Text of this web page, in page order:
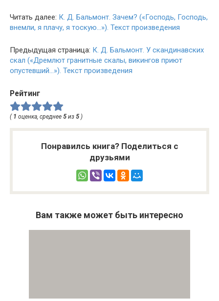
Читать далее: К. Д. Бальмонт. Зачем? («Господь, Господь,
внемли, я плачу, я тоскую…»). Текст произведения
Предыдущая страница: К. Д. Бальмонт. У скандинавских
скал («Дремлют гранитные скалы, викингов приют
опустевший…»). Текст произведения
Рейтинг
( 1 оценка, среднее 5 из 5 )
Понравилсь книга? Поделиться с
друзьями
Вам также может быть интересно